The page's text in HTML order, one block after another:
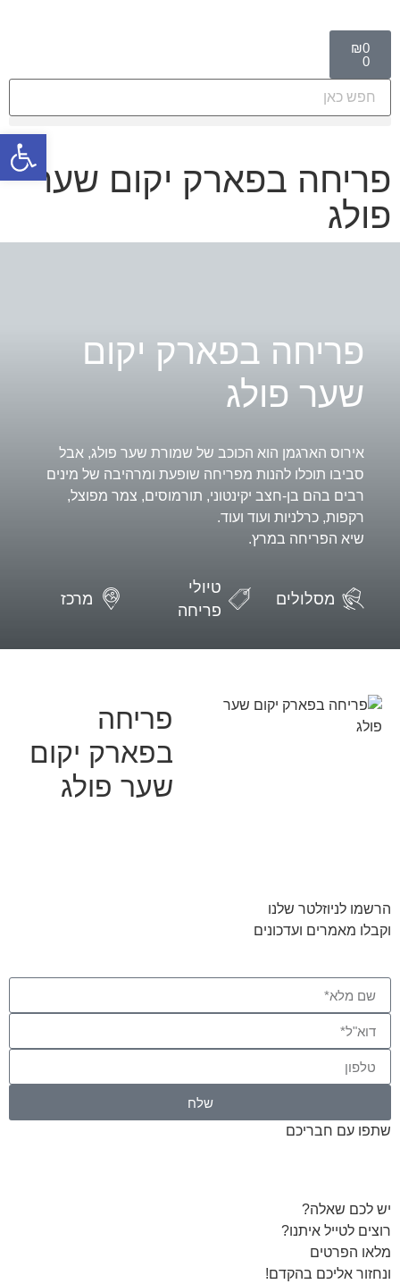
₪0
0
פריחה בפארק יקום שער
פולג
פריחה בפארק יקום
שער פולג
אירוס הארגמן הוא הכוכב של שמורת שער פולג, אבל
סביבו תוכלו להנות מפריחה שופעת ומרהיבה של מינים
רבים בהם בן-חצב יקינטוני, תורמוסים, צמר מפוצל,
רקפות, כרלניות ועוד ועוד.
שיא הפריחה במרץ.
מסלולים
טיולי
פריחה
מרכז
פריחה
בפארק יקום
שער פולג
הרשמו לניוזלטר שלנו
וקבלו מאמרים ועדכונים
שלח
שתפו עם חבריכם
יש לכם שאלה?
רוצים לטייל איתנו?
מלאו הפרטים
ונחזור אליכם בהקדם!
פתח